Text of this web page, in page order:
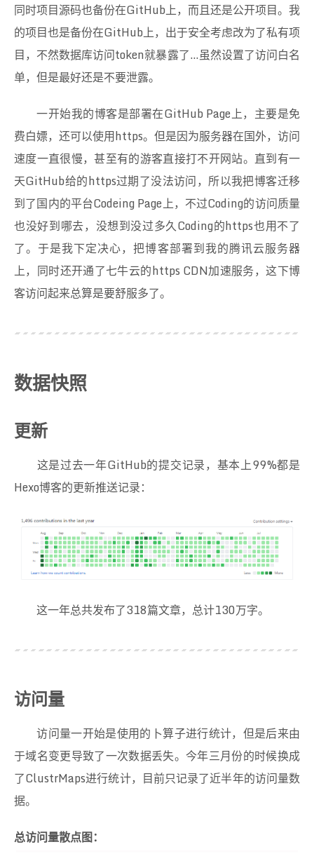
同时项目源码也备份在GitHub上，而且还是公开项目。我
的项目也是备份在GitHub上，出于安全考虑改为了私有项
目，不然数据库访问token就暴露了…虽然设置了访问白名
单，但是最好还是不要泄露。
一开始我的博客是部署在GitHub Page上，主要是免
费白嫖，还可以使用https。但是因为服务器在国外，访问
速度一直很慢，甚至有的游客直接打不开网站。直到有一
天GitHub给的https过期了没法访问，所以我把博客迁移
到了国内的平台Codeing Page上，不过Coding的访问质量
也没好到哪去，没想到没过多久Coding的https也用不了
了。于是我下定决心，把博客部署到我的腾讯云服务器
上，同时还开通了七牛云的https CDN加速服务，这下博
客访问起来总算是要舒服多了。
数据快照
更新
这是过去一年GitHub的提交记录，基本上99%都是
Hexo博客的更新推送记录：
这一年总共发布了318篇文章，总计130万字。
访问量
访问量一开始是使用的卜算子进行统计，但是后来由
于域名变更导致了一次数据丢失。今年三月份的时候换成
了ClustrMaps进行统计，目前只记录了近半年的访问量数
据。
总访问量散点图：